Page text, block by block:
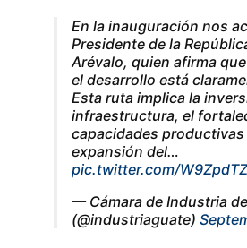
En la inauguración nos
Presidente de la
Arévalo, quien afirma
el desarrollo está
Esta ruta implica la
infraestructura, el
capacidades productivas
expansión del…
pic.twitter.com/
— Cámara de Industria
(@industriaguate)